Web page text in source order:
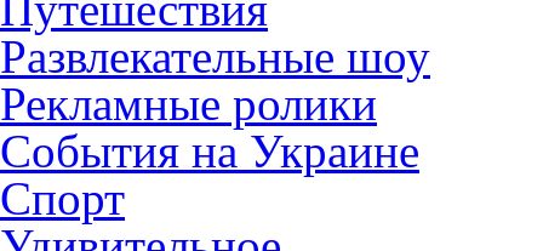
Развлекательные шоу
Рекламные ролики
События на Украине
Спорт